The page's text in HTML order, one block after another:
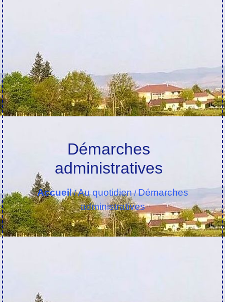
Démarches
administratives
Accueil/Au quotidien/Démarches
administratives